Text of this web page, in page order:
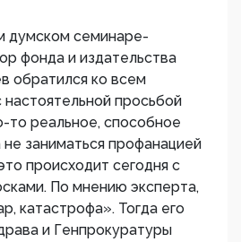
думском семинаре-
фонда и издательства
обратился ко всем
просьбой
то реальное, способное
заниматься профанацией
происходит сегодня с
По мнению эксперта,
катастрофа». Тогда его
и Генпрокуратуры